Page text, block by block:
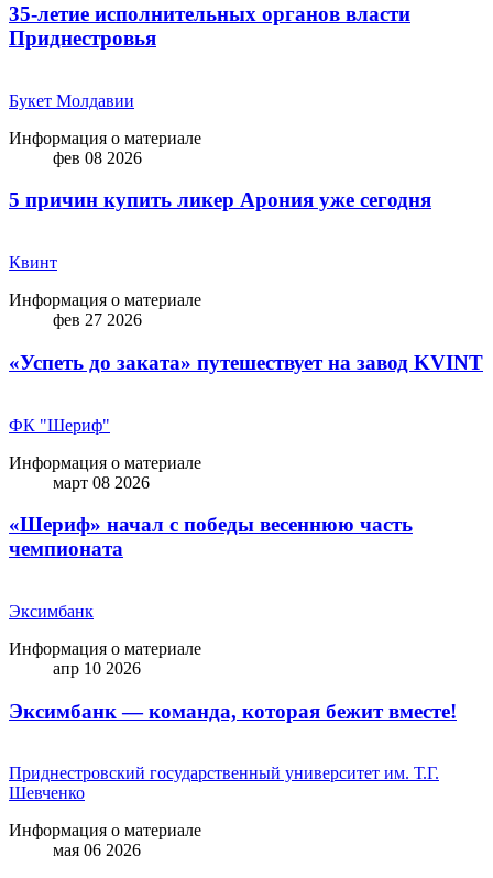
35-летие исполнительных органов власти
Приднестровья
Букет Молдавии
Информация о материале
фев 08 2026
5 причин купить ликep Арония уже сегодня
Квинт
Информация о материале
фев 27 2026
«Успеть до заката» путешествует на завод KVINT
ФК "Шериф"
Информация о материале
март 08 2026
«Шериф» начал с победы весеннюю часть
чемпионата
Эксимбанк
Информация о материале
апр 10 2026
Эксимбанк — команда, которая бежит вместе!
Приднестровский государственный университет им. Т.Г.
Шевченко
Информация о материале
мая 06 2026